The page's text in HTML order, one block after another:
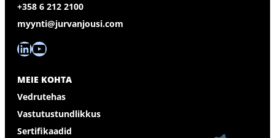
+358 6 212 2100
myynti@jurvanjousi.com
LinkedIn YouTube
MEIE KOHTA
Vedrutehas
Vastutustundlikkus
Sertifikaadid